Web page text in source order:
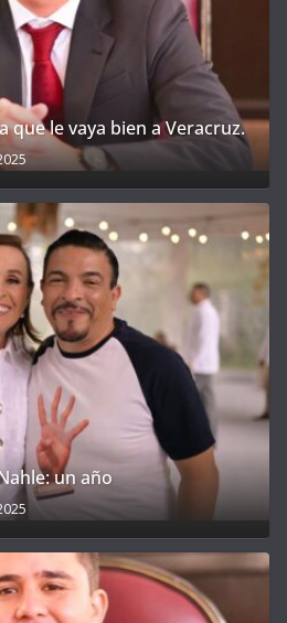
que le vaya bien a Veracruz.
un año